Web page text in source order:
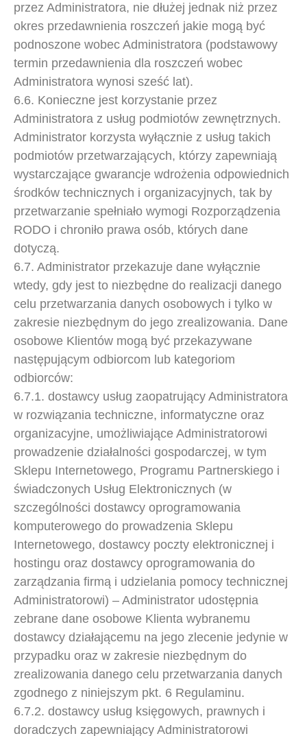
przez Administratora, nie dłużej jednak niż przez
okres przedawnienia roszczeń jakie mogą być
podnoszone wobec Administratora (podstawowy
termin przedawnienia dla roszczeń wobec
Administratora wynosi sześć lat).
6.6. Konieczne jest korzystanie przez
Administratora z usług podmiotów zewnętrznych.
Administrator korzysta wyłącznie z usług takich
podmiotów przetwarzających, którzy zapewniają
wystarczające gwarancje wdrożenia odpowiednich
środków technicznych i organizacyjnych, tak by
przetwarzanie spełniało wymogi Rozporządzenia
RODO i chroniło prawa osób, których dane
dotyczą.
6.7. Administrator przekazuje dane wyłącznie
wtedy, gdy jest to niezbędne do realizacji danego
celu przetwarzania danych osobowych i tylko w
zakresie niezbędnym do jego zrealizowania. Dane
osobowe Klientów mogą być przekazywane
następującym odbiorcom lub kategoriom
odbiorców:
6.7.1. dostawcy usług zaopatrujący Administratora
w rozwiązania techniczne, informatyczne oraz
organizacyjne, umożliwiające Administratorowi
prowadzenie działalności gospodarczej, w tym
Sklepu Internetowego, Programu Partnerskiego i
świadczonych Usług Elektronicznych (w
szczególności dostawcy oprogramowania
komputerowego do prowadzenia Sklepu
Internetowego, dostawcy poczty elektronicznej i
hostingu oraz dostawcy oprogramowania do
zarządzania firmą i udzielania pomocy technicznej
Administratorowi) – Administrator udostępnia
zebrane dane osobowe Klienta wybranemu
dostawcy działającemu na jego zlecenie jedynie w
przypadku oraz w zakresie niezbędnym do
zrealizowania danego celu przetwarzania danych
zgodnego z niniejszym pkt. 6 Regulaminu.
6.7.2. dostawcy usług księgowych, prawnych i
doradczych zapewniający Administratorowi